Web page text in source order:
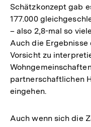
Schätzkonzept gab
177.000
– also 2,8-mal so
Auch die
Vorsicht zu
partnerschaftlichen
eingehen.
Auch wenn sich die